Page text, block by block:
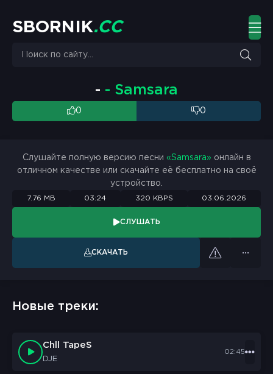
S BO R N K.CC
- - Samsara
0 0
Слушайте полную версию песни «Samsara» онлайн в
отличном качестве или скачайте её бесплатно на своё
устройство.
7.76 MB 03:24 320 KBPS 03.06.2026
СЛУШАТЬ
СКАЧАТЬ
Новые треки:
Chll TapeS
DJE
02:45